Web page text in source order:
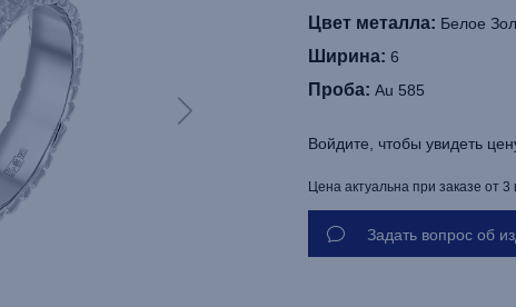
Цвет металла: Белое
Ширина: 6
Проба: Au 585
Войдите, чтобы увидеть
Цена актуальна при заказе от 3
Задать вопрос об